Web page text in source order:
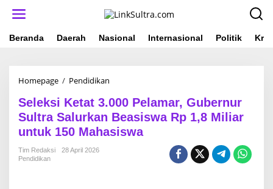
Beranda Daerah Nasional Internasional Politik
Homepage / Pendidikan
l
e
k
s
Seleksi Ketat 3.000 Pelamar, Gubernur
Sultra Salurkan Beasiswa Rp 1,8 Miliar
untuk 150 Mahasiswa
Tim Redaksi
28 April 2026
Pendidikan